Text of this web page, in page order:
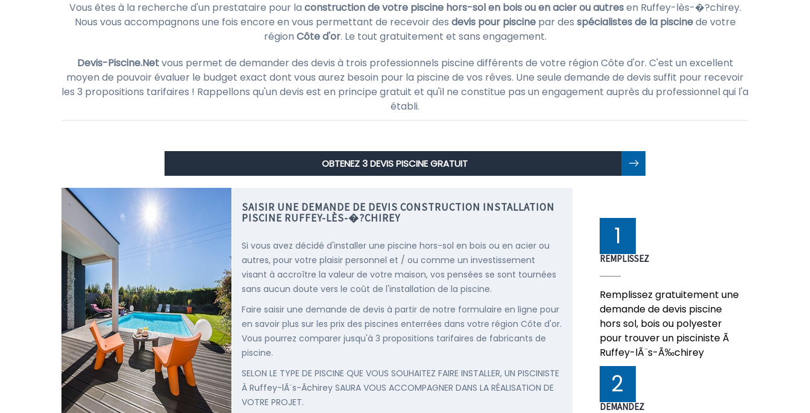
Vous êtes à la recherche d'un prestataire pour la construction de votre piscine hors-sol en bois ou en acier ou autresen Ruffey-lès-�?chirey.
Nous vous accompagnons une fois encore en vous permettant de recevoir des devis pour piscinepar des spécialistes de la piscinede votre
région Côte d'or. Le tout gratuitement et sans engagement.
Devis-Piscine.Netvous permet de demander des devis à trois professionnels piscine différents de votre région Côte d'or. C'est un excellent
moyen de pouvoir évaluer le budget exact dont vous aurez besoin pour la piscine de vos rêves. Une seule demande de devis suffit pour recevoir
les 3 propositions tarifaires ! Rappellons qu'un devis est en principe gratuit et qu'il ne constitue pas un engagement auprès du professionnel qui l'a
établi.
OBTENEZ 3 DEVIS PISCINE GRATUIT
SAISIR UNE DEMANDE DE DEVIS CONSTRUCTION INSTALLATION
PISCINE RUFFEY-LÈS-�?CHIREY
Si vous avez décidé d'installer une piscine hors-sol en bois ou en acier ou
autres, pour votre plaisir personnel et / ou comme un investissement
visant à accroître la valeur de votre maison, vos pensées se sont tournées
sans aucun doute vers le coût de l'installation de la piscine.
Faire saisir une demande de devis à partir de notre formulaire en ligne pour
en savoir plus sur les prix des piscines enterrées dans votre région Côte d'or.
Vous pourrez comparer jusqu'à 3 propositions tarifaires de fabricants de
piscine.
SELON LE TYPE DE PISCINE QUE VOUS SOUHAITEZ FAIRE INSTALLER, UN PISCINISTE
À Ruffey-lÃ¨s-Ãchirey SAURA VOUS ACCOMPAGNER DANS LA RÉALISATION DE
VOTRE PROJET.
1
REMPLISSEZ
Remplissez gratuitement une
demande de devis piscine
hors sol, bois ou polyester
pour trouver un pisciniste Ã
Ruffey-lÃ¨s-Ã‰chirey
2
DEMANDEZ